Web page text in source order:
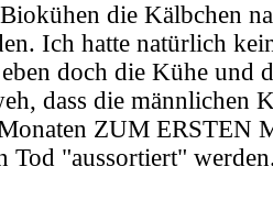
die Kälbchen
Ich hatte natürlich
doch die Kühe und
dass die männlichen
ZUM ERSTEN
Tod "aussortiert"